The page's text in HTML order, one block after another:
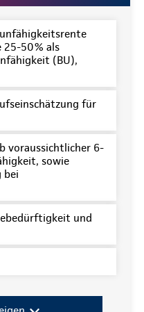
25-50% als
(BU),
für
voraussichtlicher 6-
sowie
bei
und